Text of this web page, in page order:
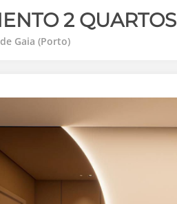
2 QUARTOS
Gaia (Porto)